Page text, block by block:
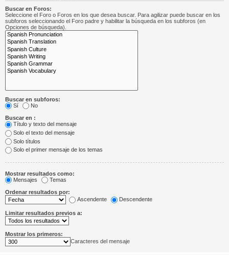
Buscar en Foros:
Seleccione el Foro o Foros en los que desea buscar. Para agilizar puede buscar en los
subforos seleccionando el Foro padre y habilitar la búsqueda en los subforos (en
Opciones de búsqueda).
Buscar en subforos:
Sí
No
Buscar en :
Título y texto del mensaje
Solo el texto del mensaje
Solo títulos
Solo el primer mensaje de los temas
Mostrar resultados como:
Mensajes
Temas
Ordenar resultados por:
Ascendente
Descendente
Limitar resultados previos a:
Mostrar los primeros:
Caracteres del mensaje